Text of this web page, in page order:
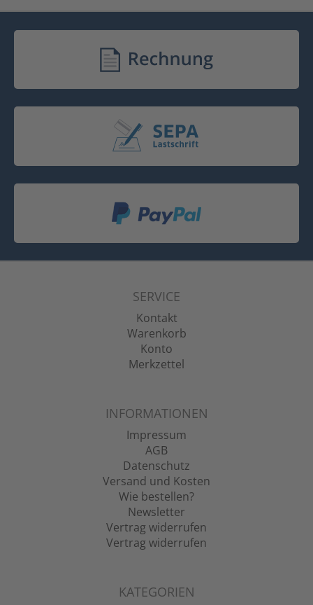
SERVICE
Kontakt
Warenkorb
Konto
Merkzettel
INFORMATIONEN
Impressum
AGB
Datenschutz
Versand und Kosten
Wie bestellen?
Newsletter
Vertrag widerrufen
Vertrag widerrufen
KATEGORIEN